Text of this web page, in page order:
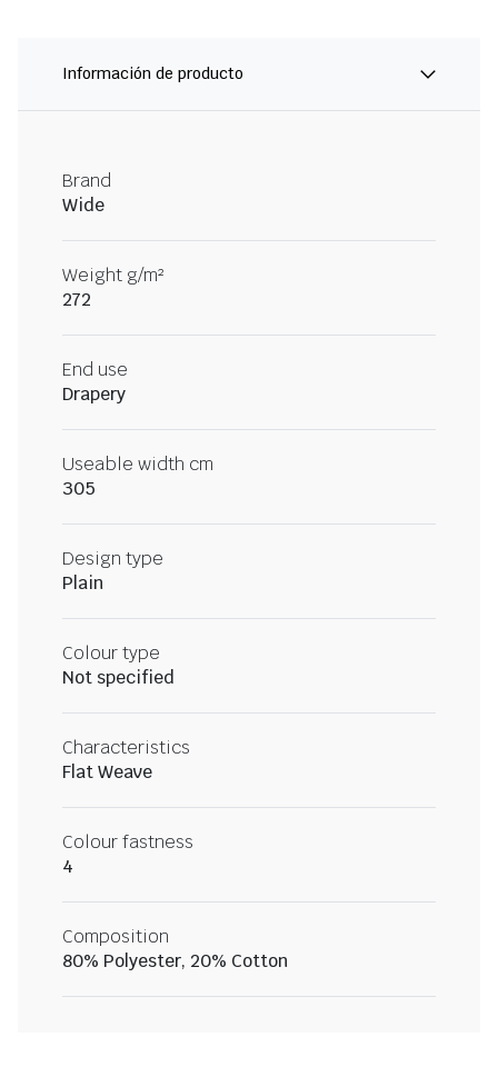
Información de producto
Brand
Wide
Weight g/m²
272
End use
Drapery
Useable width cm
305
Design type
Plain
Colour type
Not specified
Characteristics
Flat Weave
Colour fastness
4
Composition
80% Polyester, 20% Cotton